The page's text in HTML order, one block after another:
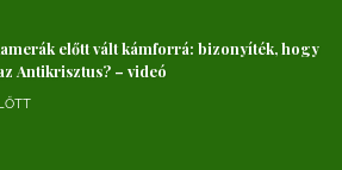
előtt vált kámforrá: bizonyíték, hogy
Antikrisztus? – videó